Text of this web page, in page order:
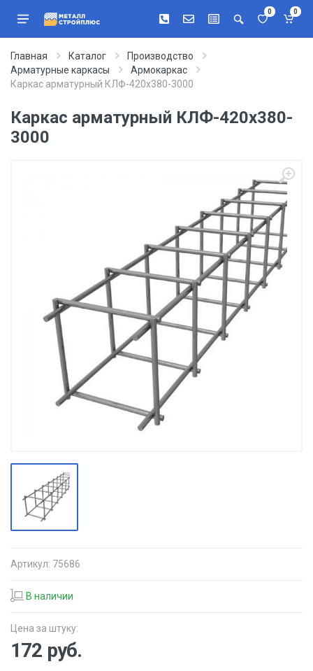
0 0
Главная Каталог
Производство
Арматурные каркасы
Армокаркас
Каркас арматурный КЛФ-420х380-3000
Каркас арматурный КЛФ-420х380-
3000
Артикул: 75686
В наличии
Цена за штуку:
172 руб.